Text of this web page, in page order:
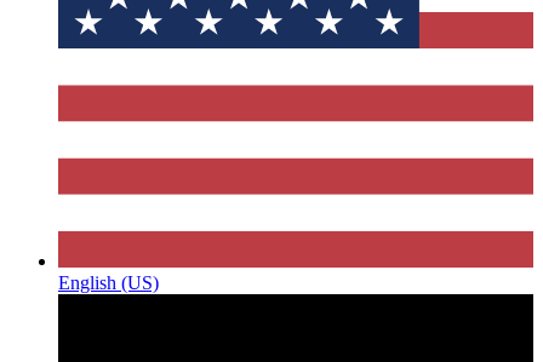
English (US)